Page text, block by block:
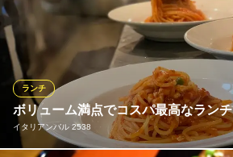
ボリューム満点でコスパ最高なランチ
イタリアンバル 2538
ランチ